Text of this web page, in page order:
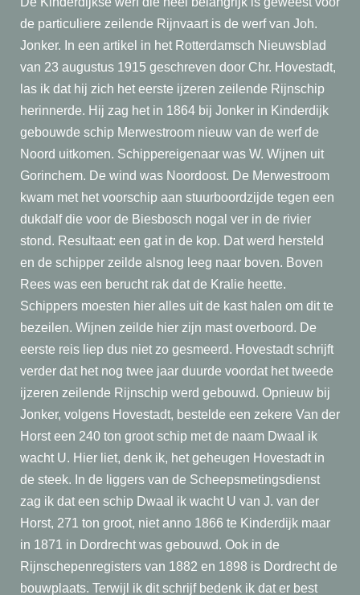
de particuliere zeilende Rijnvaart is de werf van Joh.
Jonker. In een artikel in het Rotterdamsch Nieuwsblad
van 23 augustus 1915 geschreven door Chr. Hovestadt,
las ik dat hij zich het eerste ijzeren zeilende Rijnschip
herinnerde. Hij zag het in 1864 bij Jonker in Kinderdijk
gebouwde schip Merwestroom nieuw van de werf de
Noord uitkomen. Schippereigenaar was W. Wijnen uit
Gorinchem. De wind was Noordoost. De Merwestroom
kwam met het voorschip aan stuurboordzijde tegen een
dukdalf die voor de Biesbosch nogal ver in de rivier
stond. Resultaat: een gat in de kop. Dat werd hersteld
en de schipper zeilde alsnog leeg naar boven. Boven
Rees was een berucht rak dat de Kralie heette.
Schippers moesten hier alles uit de kast halen om dit te
bezeilen. Wijnen zeilde hier zijn mast overboord. De
eerste reis liep dus niet zo gesmeerd. Hovestadt schrijft
verder dat het nog twee jaar duurde voordat het tweede
ijzeren zeilende Rijnschip werd gebouwd. Opnieuw bij
Jonker, volgens Hovestadt, bestelde een zekere Van der
Horst een 240 ton groot schip met de naam Dwaal ik
wacht U. Hier liet, denk ik, het geheugen Hovestadt in
de steek. In de liggers van de Scheepsmetingsdienst
zag ik dat een schip Dwaal ik wacht U van J. van der
Horst, 271 ton groot, niet anno 1866 te Kinderdijk maar
in 1871 in Dordrecht was gebouwd. Ook in de
Rijnschepenregisters van 1882 en 1898 is Dordrecht de
bouwplaats. Terwijl ik dit schrijf bedenk ik dat er best